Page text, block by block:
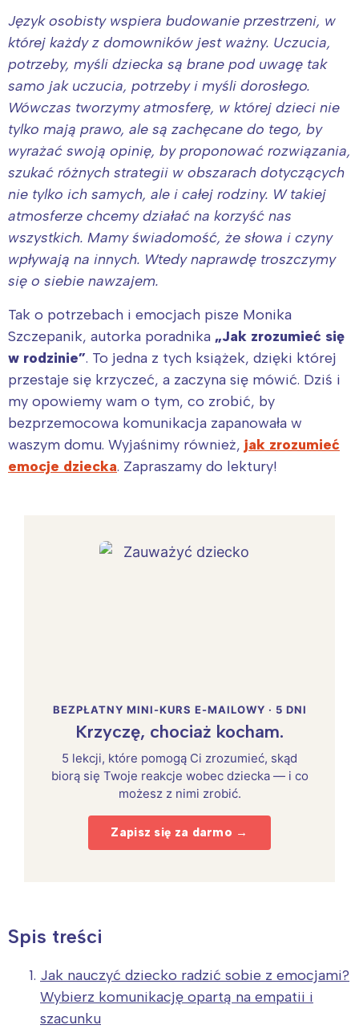
Język osobisty wspiera budowanie przestrzeni, w
której każdy z domowników jest ważny. Uczucia,
potrzeby, myśli dziecka są brane pod uwagę tak
samo jak uczucia, potrzeby i myśli dorosłego.
Wówczas tworzymy atmosferę, w której dzieci nie
tylko mają prawo, ale są zachęcane do tego, by
wyrażać swoją opinię, by proponować rozwiązania,
szukać różnych strategii w obszarach dotyczących
nie tylko ich samych, ale i całej rodziny. W takiej
atmosferze chcemy działać na korzyść nas
wszystkich. Mamy świadomość, że słowa i czyny
wpływają na innych. Wtedy naprawdę troszczymy
się o siebie nawzajem.
Tak o potrzebach i emocjach pisze Monika
Szczepanik, autorka poradnika „Jak zrozumieć się
w rodzinie”. To jedna z tych książek, dzięki której
przestaje się krzyczeć, a zaczyna się mówić. Dziś i
my opowiemy wam o tym, co zrobić, by
bezprzemocowa komunikacja zapanowała w
waszym domu. Wyjaśnimy również, jak zrozumieć
emocje dziecka. Zapraszamy do lektury!
BEZPŁATNY MINI-KURS E-MAILOWY · 5 DNI
Krzyczę, chociaż kocham.
5 lekcji, które pomogą Ci zrozumieć, skąd
biorą się Twoje reakcje wobec dziecka — i co
możesz z nimi zrobić.
Zapisz się za darmo →
Spis treści
Jak nauczyć dziecko radzić sobie z emocjami?
Wybierz komunikację opartą na empatii i
szacunku